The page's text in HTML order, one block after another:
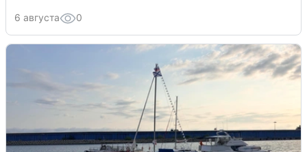
6 августа 0